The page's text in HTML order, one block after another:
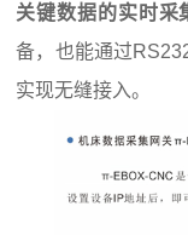
关键数据的实时采
备，也能通过
实现无缝接入。